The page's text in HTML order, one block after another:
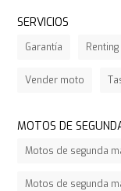
SERVICIOS
Garantía Renting
Vender moto
MOTOS DE
Motos de segunda
Motos de segunda